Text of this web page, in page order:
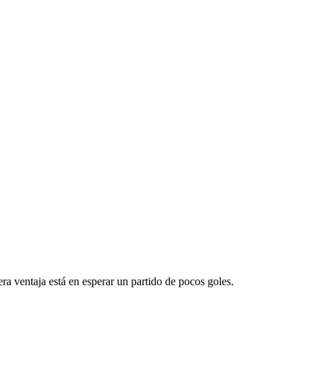
ventaja está en esperar un partido de pocos goles.